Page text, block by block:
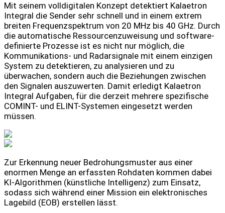
Mit seinem volldigitalen Konzept detektiert Kalaetron
Integral die Sender sehr schnell und in einem extrem
breiten Frequenzspektrum von 20 MHz bis 40 GHz. Durch
die automatische Ressourcenzuweisung und software-
definierte Prozesse ist es nicht nur möglich, die
Kommunikations- und Radarsignale mit einem einzigen
System zu detektieren, zu analysieren und zu
überwachen, sondern auch die Beziehungen zwischen
den Signalen auszuwerten. Damit erledigt Kalaetron
Integral Aufgaben, für die derzeit mehrere spezifische
COMINT- und ELINT-Systemen eingesetzt werden
müssen.
Zur Erkennung neuer Bedrohungsmuster aus einer
enormen Menge an erfassten Rohdaten kommen dabei
KI-Algorithmen (künstliche Intelligenz) zum Einsatz,
sodass sich während einer Mission ein elektronisches
Lagebild (EOB) erstellen lässt.